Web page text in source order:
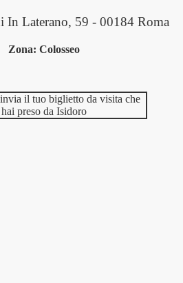
In Laterano, 59 - 00184 Roma
Zona: Colosseo